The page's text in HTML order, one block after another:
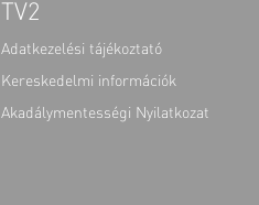
TV2
Adatkezelési tájékoztató
Kereskedelmi információk
Akadálymentességi Nyilatkozat